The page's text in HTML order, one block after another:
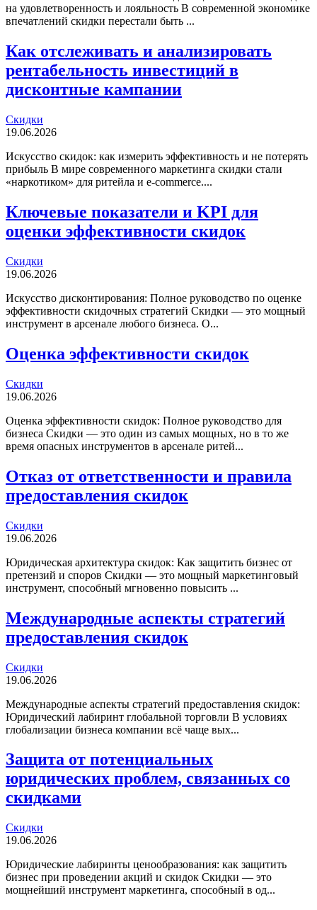
на удовлетворенность и лояльность В современной экономике
впечатлений скидки перестали быть ...
Как отслеживать и анализировать
рентабельность инвестиций в
дисконтные кампании
Скидки
19.06.2026
Искусство скидок: как измерить эффективность и не потерять
прибыль В мире современного маркетинга скидки стали
«наркотиком» для ритейла и e-commerce....
Ключевые показатели и KPI для
оценки эффективности скидок
Скидки
19.06.2026
Искусство дисконтирования: Полное руководство по оценке
эффективности скидочных стратегий Скидки — это мощный
инструмент в арсенале любого бизнеса. О...
Оценка эффективности скидок
Скидки
19.06.2026
Оценка эффективности скидок: Полное руководство для
бизнеса Скидки — это один из самых мощных, но в то же
время опасных инструментов в арсенале ритей...
Отказ от ответственности и правила
предоставления скидок
Скидки
19.06.2026
Юридическая архитектура скидок: Как защитить бизнес от
претензий и споров Скидки — это мощный маркетинговый
инструмент, способный мгновенно повысить ...
Международные аспекты стратегий
предоставления скидок
Скидки
19.06.2026
Международные аспекты стратегий предоставления скидок:
Юридический лабиринт глобальной торговли В условиях
глобализации бизнеса компании всё чаще вых...
Защита от потенциальных
юридических проблем, связанных со
скидками
Скидки
19.06.2026
Юридические лабиринты ценообразования: как защитить
бизнес при проведении акций и скидок Скидки — это
мощнейший инструмент маркетинга, способный в од...